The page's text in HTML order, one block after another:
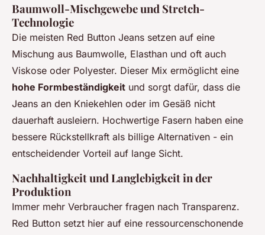
Baumwoll-Mischgewebe und Stretch-
Technologie
Die meisten Red Button Jeans setzen auf eine
Mischung aus Baumwolle, Elasthan und oft auch
Viskose oder Polyester. Dieser Mix ermöglicht eine
hohe Formbeständigkeit und sorgt dafür, dass die
Jeans an den Kniekehlen oder im Gesäß nicht
dauerhaft ausleiern. Hochwertige Fasern haben eine
bessere Rückstellkraft als billige Alternativen - ein
entscheidender Vorteil auf lange Sicht.
Nachhaltigkeit und Langlebigkeit in der
Produktion
Immer mehr Verbraucher fragen nach Transparenz.
Red Button setzt hier auf eine ressourcenschonende